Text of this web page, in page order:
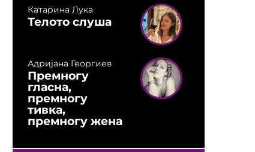
Катарина Лука
Телото слуша
Адријана Георгиев
Премногу
гласна,
премногу
тивка,
премногу жена